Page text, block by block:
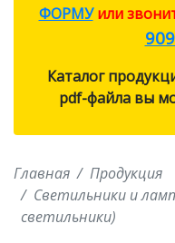
ФОРМУили
Каталог
pdf-файла вы
Главная
Продукция
Светильники и
светильники)